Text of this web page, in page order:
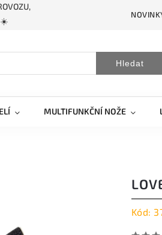
Hledat
MULTIFUNKČNÍ NOŽE
Kód: